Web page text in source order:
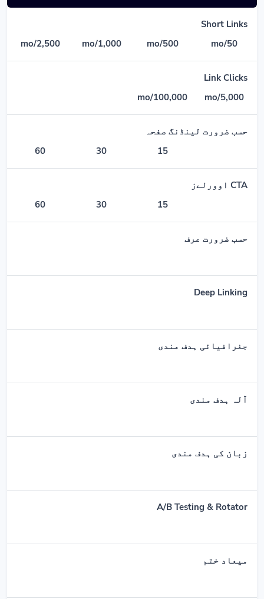
Short Links
50/mo
500/mo
1,000/mo
2,500/mo
Link Clicks
5,000/mo
100,000/mo
حسب ضرورت لینڈنگ صفحہ
15
30
60
CTA اوورلےز
15
30
60
حسب ضرورت عرف
Deep Linking
جغرافیائی ہدف مندی
آلہ ہدف مندی
زبان کی ہدف مندی
A/B Testing & Rotator
میعاد ختم